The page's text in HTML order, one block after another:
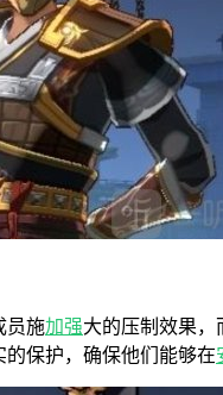
员施加强大的压制效果，
保护，确保他们能够在